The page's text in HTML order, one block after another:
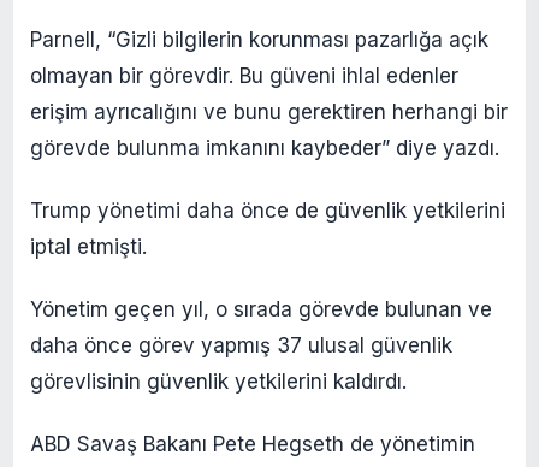
Parnell, “Gizli bilgilerin korunması pazarlığa açık
olmayan bir görevdir. Bu güveni ihlal edenler
erişim ayrıcalığını ve bunu gerektiren herhangi bir
görevde bulunma imkanını kaybeder” diye yazdı.
Trump yönetimi daha önce de güvenlik yetkilerini
iptal etmişti.
Yönetim geçen yıl, o sırada görevde bulunan ve
daha önce görev yapmış 37 ulusal güvenlik
görevlisinin güvenlik yetkilerini kaldırdı.
ABD Savaş Bakanı Pete Hegseth de yönetimin